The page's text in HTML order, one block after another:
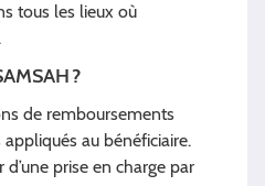
tous les lieux où
?
de remboursements
au bénéficiaire.
prise en charge par